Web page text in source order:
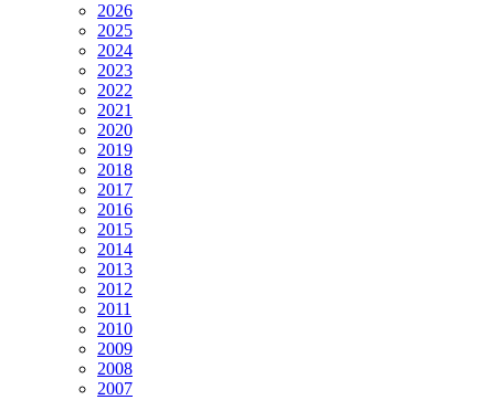
2026
2025
2024
2023
2022
2021
2020
2019
2018
2017
2016
2015
2014
2013
2012
2011
2010
2009
2008
2007